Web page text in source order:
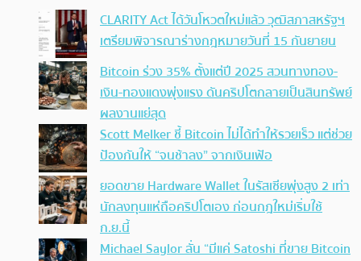
CLARITY Act ได้วันโหวตใหม่แล้ว วุฒิสภาสหรัฐฯ
เตรียมพิจารณาร่างกฎหมายวันที่ 15 กันยายน
Bitcoin ร่วง 35% ตั้งแต่ปี 2025 สวนทางทอง-
เงิน-ทองแดงพุ่งแรง ดันคริปโตกลายเป็นสินทรัพย์
ผลงานแย่สุด
Scott Melker ชี้ Bitcoin ไม่ได้ทำให้รวยเร็ว แต่ช่วย
ป้องกันให้ “จนช้าลง” จากเงินเฟ้อ
ยอดขาย Hardware Wallet ในรัสเซียพุ่งสูง 2 เท่า
นักลงทุนแห่ถือคริปโตเอง ก่อนกฎใหม่เริ่มใช้
ก.ย.นี้
Michael Saylor ลั่น “มีแค่ Satoshi ที่ขาย Bitcoin